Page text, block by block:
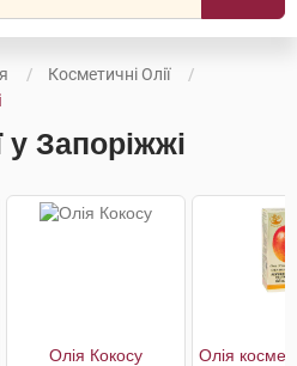
Косметичні Олії
у Запоріжжі
Олія Кокосу